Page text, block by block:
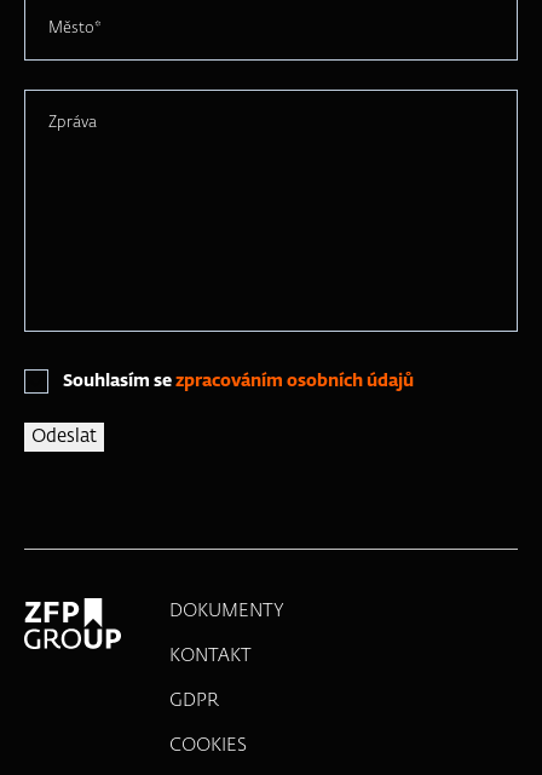
Město*
Zpráva
Souhlasím se zpracováním osobních údajů
DOKUMENTY
KONTAKT
GDPR
COOKIES